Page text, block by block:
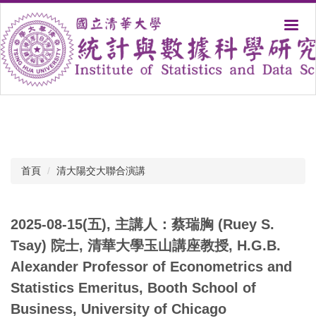
到
主
要
內
區
首頁 清大陽交大聯合演講
2025-08-15(五), 主講人：蔡瑞胸 (Ruey S.
Tsay) 院士, 清華大學玉山講座教授, H.G.B.
Alexander Professor of Econometrics and
Statistics Emeritus, Booth School of
Business, University of Chicago